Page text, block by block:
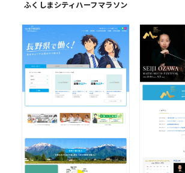
ふくしまシティハーフマラソン